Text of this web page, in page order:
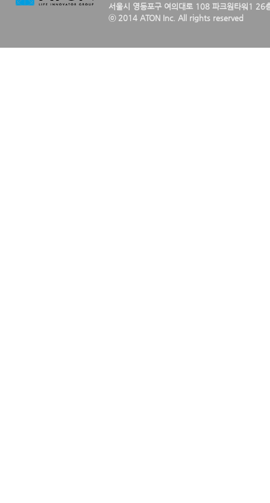
서울시 영등포구 여의대로 108 파크원타워1 26
ⓒ 2014 ATON Inc. All rights reserved